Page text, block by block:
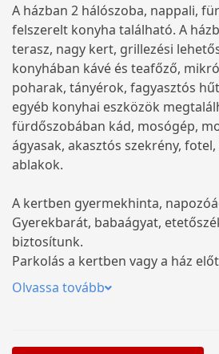
A házban 2 hálószoba, nappali,
felszerelt konyha található. A
terasz, nagy kert, grillezési
konyhában kávé és teafőző,
poharak, tányérok, fagyasztós
egyéb konyhai eszközök
fürdőszobában kád, mosógép,
ágyasak, akasztós szekrény,
ablakok.
A kertben gyermekhinta,
Gyerekbarát, babaágyat,
biztosítunk.
Parkolás a kertben vagy a ház
Olvassa tovább